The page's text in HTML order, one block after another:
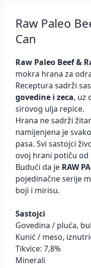
Raw Paleo
Can
Raw Paleo Beef &
mokra hrana za
Receptura sadrži
govedine i zeca, uz
sirovog ulja repice.
Hrana ne sadrži
namijenjena je
pasa. Svi sastojci
ovoj hrani potiču od
Budući da je RAW
pojedinačne serije
boji i mirisu.
Sastojci
Govedina / pluća,
Kunić / meso,
Tikvice: 7,8%
Minerali